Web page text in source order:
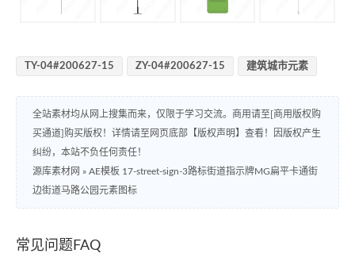
TY-04#200627-15 ZY-04#200627-15 建筑城市元素
全站素材均从网上搜集而来，仅限于学习交流。商用请至[商用版权购
买通道]购买版权！详情请至网页底部【版权声明】查看！因版权产生
纠纷，本站不负任何责任！
源库素材网 » AE模板 17-street-sign-3路标街道指示牌MG扁平卡通街
边街道马路公园元素图标
常见问题FAQ